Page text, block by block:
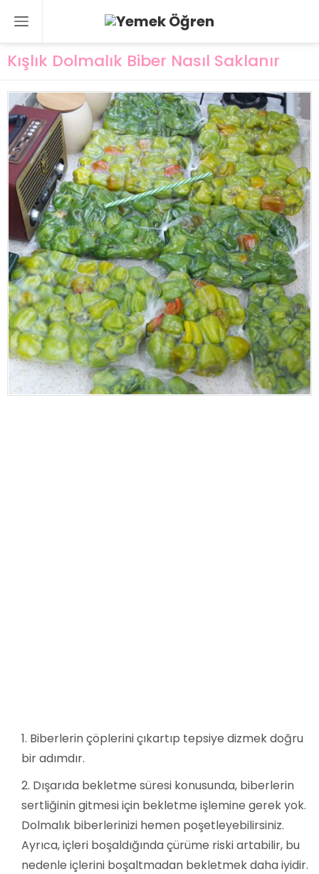
Kışlık Dolmalık Biber Nasıl Saklanır
Biberlerin çöplerini çıkartıp tepsiye dizmek doğru
bir adımdır.
Dışarıda bekletme süresi konusunda, biberlerin
sertliğinin gitmesi için bekletme işlemine gerek yok.
Dolmalık biberlerinizi hemen poşetleyebilirsiniz.
Ayrıca, içleri boşaldığında çürüme riski artabilir, bu
nedenle içlerini boşaltmadan bekletmek daha iyidir.